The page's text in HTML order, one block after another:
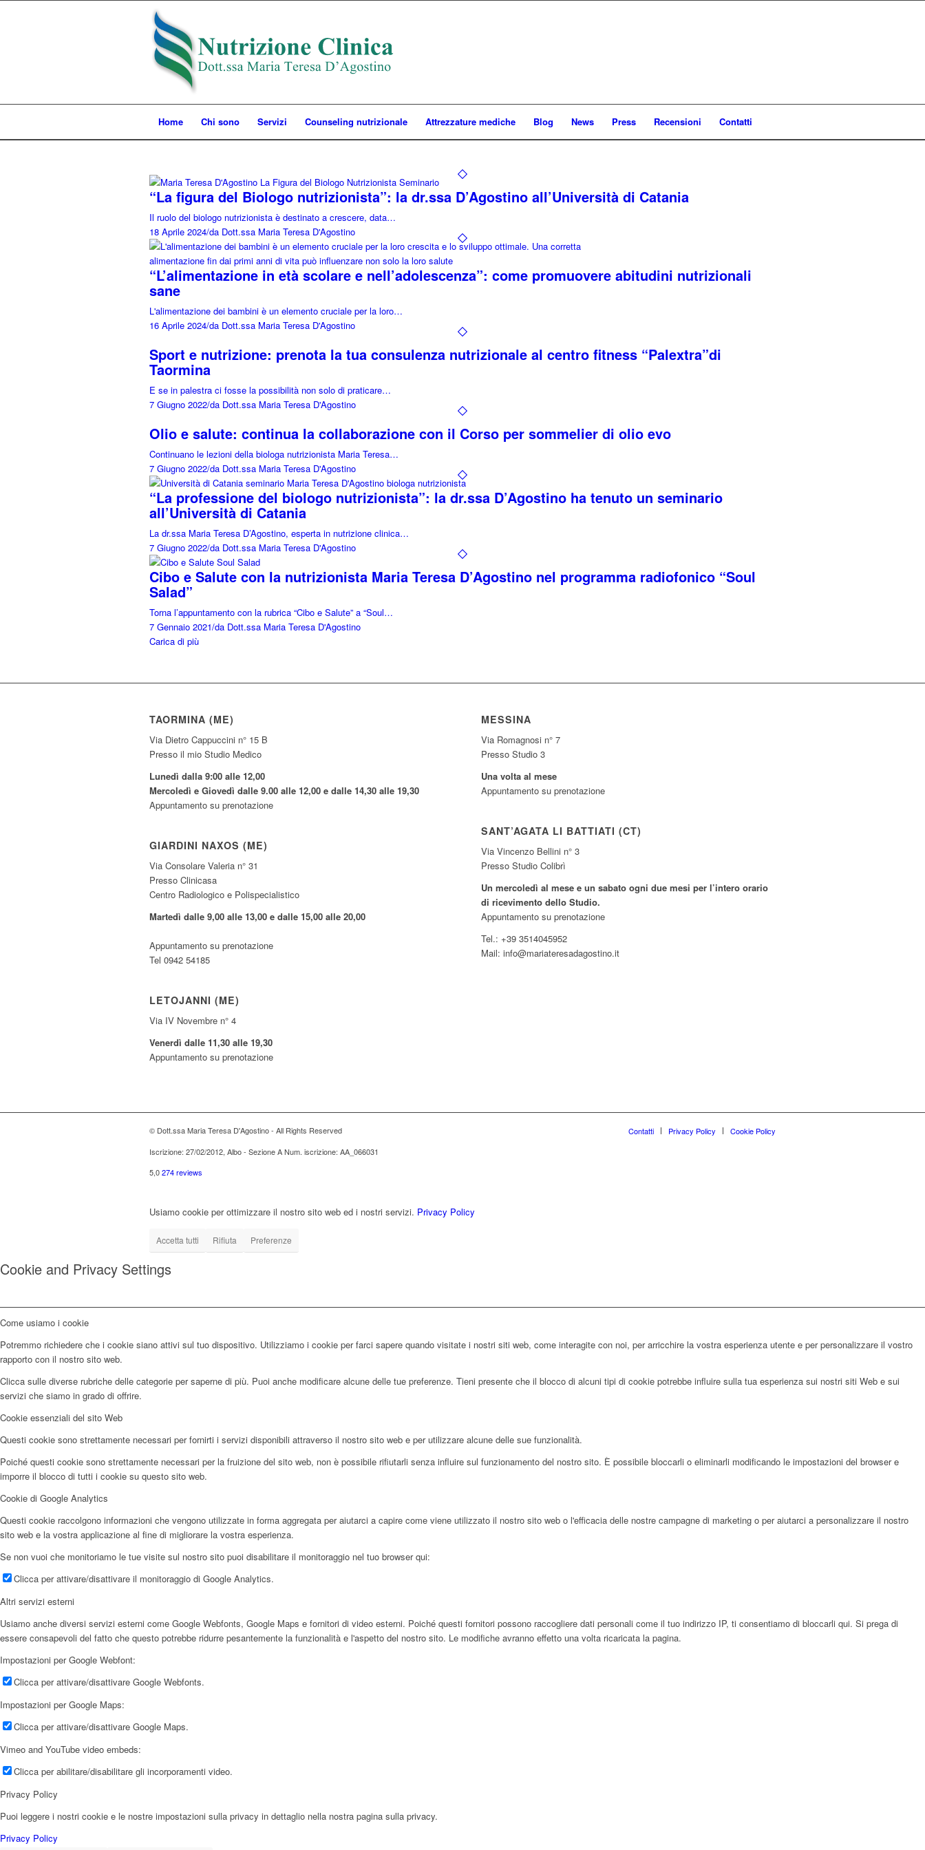
Home Chi sono Servizi Counseling nutrizionale Attrezzature mediche Blog News Press Recensioni Contatti
“La figura del Biologo nutrizionista”: la dr.ssa D’Agostino all’Università di Catania
Il ruolo del biologo nutrizionista è destinato a crescere, data…
18 Aprile 2024/da Dott.ssa Maria Teresa D'Agostino
“L’alimentazione in età scolare e nell’adolescenza”: come promuovere abitudini nutrizionali
sane
L'alimentazione dei bambini è un elemento cruciale per la loro…
16 Aprile 2024/da Dott.ssa Maria Teresa D'Agostino
Sport e nutrizione: prenota la tua consulenza nutrizionale al centro fitness “Palextra”di
Taormina
E se in palestra ci fosse la possibilità non solo di praticare…
7 Giugno 2022/da Dott.ssa Maria Teresa D'Agostino
Olio e salute: continua la collaborazione con il Corso per sommelier di olio evo
Continuano le lezioni della biologa nutrizionista Maria Teresa…
7 Giugno 2022/da Dott.ssa Maria Teresa D'Agostino
“La professione del biologo nutrizionista”: la dr.ssa D’Agostino ha tenuto un seminario
all’Università di Catania
La dr.ssa Maria Teresa D’Agostino, esperta in nutrizione clinica…
7 Giugno 2022/da Dott.ssa Maria Teresa D'Agostino
Cibo e Salute con la nutrizionista Maria Teresa D’Agostino nel programma radiofonico “Soul
Salad”
Torna l’appuntamento con la rubrica “Cibo e Salute” a “Soul…
7 Gennaio 2021/da Dott.ssa Maria Teresa D'Agostino
Carica di più
TAORMINA (ME)
Via Dietro Cappuccini n° 15 B
Presso il mio Studio Medico
Lunedì dalla 9:00 alle 12,00
Mercoledì e Giovedì dalle 9.00 alle 12,00 e dalle 14,30 alle 19,30
Appuntamento su prenotazione
GIARDINI NAXOS (ME)
Via Consolare Valeria n° 31
Presso Clinicasa
Centro Radiologico e Polispecialistico
Martedì dalle 9,00 alle 13,00 e dalle 15,00 alle 20,00
Appuntamento su prenotazione
Tel 0942 54185
LETOJANNI (ME)
Via IV Novembre n° 4
Venerdì dalle 11,30 alle 19,30
Appuntamento su prenotazione
MESSINA
Via Romagnosi n° 7
Presso Studio 3
Una volta al mese
Appuntamento su prenotazione
SANT’AGATA LI BATTIATI (CT)
Via Vincenzo Bellini n° 3
Presso Studio Colibrì
Un mercoledì al mese e un sabato ogni due mesi per l’intero orario
di ricevimento dello Studio.
Appuntamento su prenotazione
Tel.: +39 3514045952
Mail: info@mariateresadagostino.it
© Dott.ssa Maria Teresa D'Agostino - All Rights Reserved
Iscrizione: 27/02/2012, Albo - Sezione A Num. iscrizione: AA_066031
5,0274 reviews
Contatti Privacy Policy Cookie Policy
Usiamo cookie per ottimizzare il nostro sito web ed i nostri servizi. Privacy Policy
Accetta tutti Rifiuta Preferenze
Cookie and Privacy Settings
Come usiamo i cookie
Potremmo richiedere che i cookie siano attivi sul tuo dispositivo. Utilizziamo i cookie per farci sapere quando visitate i nostri siti web, come interagite con noi, per arricchire la vostra esperienza utente e per personalizzare il vostro
rapporto con il nostro sito web.
Clicca sulle diverse rubriche delle categorie per saperne di più. Puoi anche modificare alcune delle tue preferenze. Tieni presente che il blocco di alcuni tipi di cookie potrebbe influire sulla tua esperienza sui nostri siti Web e sui
servizi che siamo in grado di offrire.
Cookie essenziali del sito Web
Questi cookie sono strettamente necessari per fornirti i servizi disponibili attraverso il nostro sito web e per utilizzare alcune delle sue funzionalità.
Poiché questi cookie sono strettamente necessari per la fruizione del sito web, non è possibile rifiutarli senza influire sul funzionamento del nostro sito. È possibile bloccarli o eliminarli modificando le impostazioni del browser e
imporre il blocco di tutti i cookie su questo sito web.
Cookie di Google Analytics
Questi cookie raccolgono informazioni che vengono utilizzate in forma aggregata per aiutarci a capire come viene utilizzato il nostro sito web o l'efficacia delle nostre campagne di marketing o per aiutarci a personalizzare il nostro
sito web e la vostra applicazione al fine di migliorare la vostra esperienza.
Se non vuoi che monitoriamo le tue visite sul nostro sito puoi disabilitare il monitoraggio nel tuo browser qui:
Clicca per attivare/disattivare il monitoraggio di Google Analytics.
Altri servizi esterni
Usiamo anche diversi servizi esterni come Google Webfonts, Google Maps e fornitori di video esterni. Poiché questi fornitori possono raccogliere dati personali come il tuo indirizzo IP, ti consentiamo di bloccarli qui. Si prega di
essere consapevoli del fatto che questo potrebbe ridurre pesantemente la funzionalità e l'aspetto del nostro sito. Le modifiche avranno effetto una volta ricaricata la pagina.
Impostazioni per Google Webfont:
Clicca per attivare/disattivare Google Webfonts.
Impostazioni per Google Maps:
Clicca per attivare/disattivare Google Maps.
Vimeo and YouTube video embeds:
Clicca per abilitare/disabilitare gli incorporamenti video.
Privacy Policy
Puoi leggere i nostri cookie e le nostre impostazioni sulla privacy in dettaglio nella nostra pagina sulla privacy.
Privacy Policy